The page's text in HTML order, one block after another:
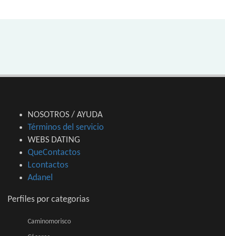
NOSOTROS / AYUDA
Términos del servicio
WEBS DATING
QueContactos
Lcontactos
Adanel
Perfiles por categorias
Caminomorisco